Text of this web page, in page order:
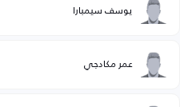
يوسف سيمبارا
عمر مكادجي